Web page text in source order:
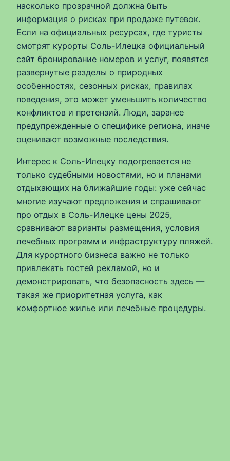
насколько прозрачной должна быть
информация о рисках при продаже путевок.
Если на официальных ресурсах, где туристы
смотрят курорты Соль-Илецка официальный
сайт бронирование номеров и услуг, появятся
развернутые разделы о природных
особенностях, сезонных рисках, правилах
поведения, это может уменьшить количество
конфликтов и претензий. Люди, заранее
предупрежденные о специфике региона, иначе
оценивают возможные последствия.
Интерес к Соль-Илецку подогревается не
только судебными новостями, но и планами
отдыхающих на ближайшие годы: уже сейчас
многие изучают предложения и спрашивают
про отдых в Соль-Илецке цены 2025,
сравнивают варианты размещения, условия
лечебных программ и инфраструктуру пляжей.
Для курортного бизнеса важно не только
привлекать гостей рекламой, но и
демонстрировать, что безопасность здесь —
такая же приоритетная услуга, как
комфортное жилье или лечебные процедуры.